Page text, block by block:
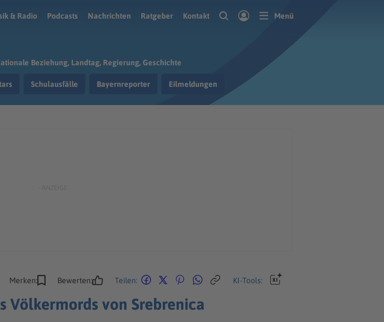
& Radio Podcasts Nachrichten Ratgeber Kontakt Menü
Beziehung, Landtag, Regierung, Geschichte
Schulausfälle Bayernreporter Eilmeldungen
Merken: Bewerten: Teilen: KI-Tools:
Völkermords von Srebrenica